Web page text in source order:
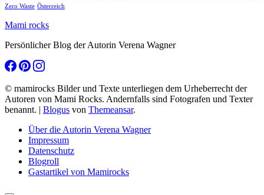
Zero Waste Österreich
Mami rocks
Persönlicher Blog der Autorin Verena Wagner
© mamirocks Bilder und Texte unterliegen dem Urheberrecht der
Autoren von Mami Rocks. Andernfalls sind Fotografen und Texter
benannt. | Blogus von Themeansar.
Über die Autorin Verena Wagner
Impressum
Datenschutz
Blogroll
Gastartikel von Mamirocks